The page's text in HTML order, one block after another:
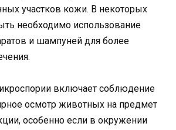
участков кожи. В некоторых
необходимо использование
и шампуней для более
включает соблюдение
осмотр животных на предмет
особенно если в окружении